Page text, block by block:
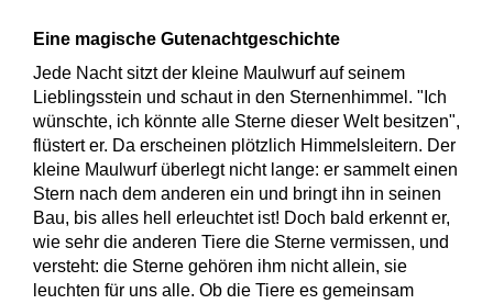
Eine magische Gutenachtgeschichte
Jede Nacht sitzt der kleine Maulwurf auf seinem
Lieblingsstein und schaut in den Sternenhimmel. "Ich
wünschte, ich könnte alle Sterne dieser Welt besitzen",
flüstert er. Da erscheinen plötzlich Himmelsleitern. Der
kleine Maulwurf überlegt nicht lange: er sammelt einen
Stern nach dem anderen ein und bringt ihn in seinen
Bau, bis alles hell erleuchtet ist! Doch bald erkennt er,
wie sehr die anderen Tiere die Sterne vermissen, und
versteht: die Sterne gehören ihm nicht allein, sie
leuchten für uns alle. Ob die Tiere es gemeinsam